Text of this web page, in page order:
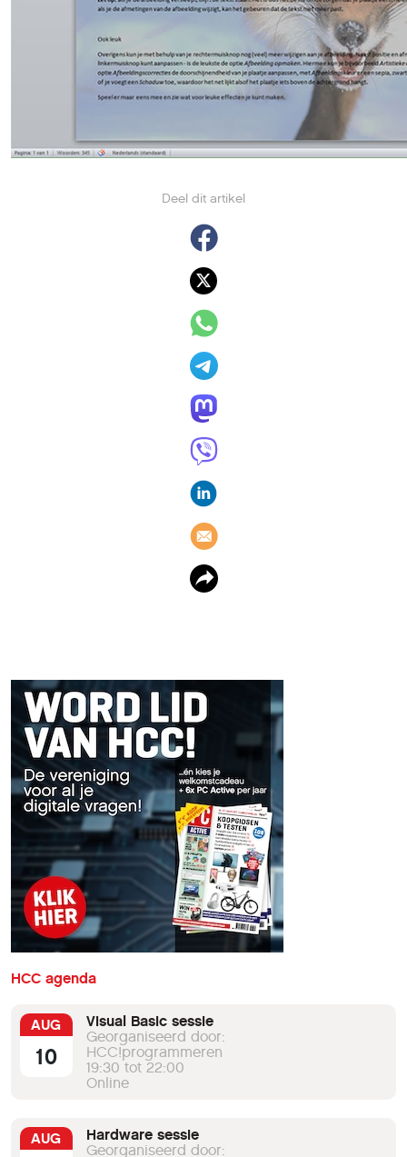
Deel dit artikel
HCC agenda
AUG
10
Visual Basic sessie
Georganiseerd door:
HCC!programmeren
19:30 tot 22:00
Online
AUG
Hardware sessie
Georganiseerd door: